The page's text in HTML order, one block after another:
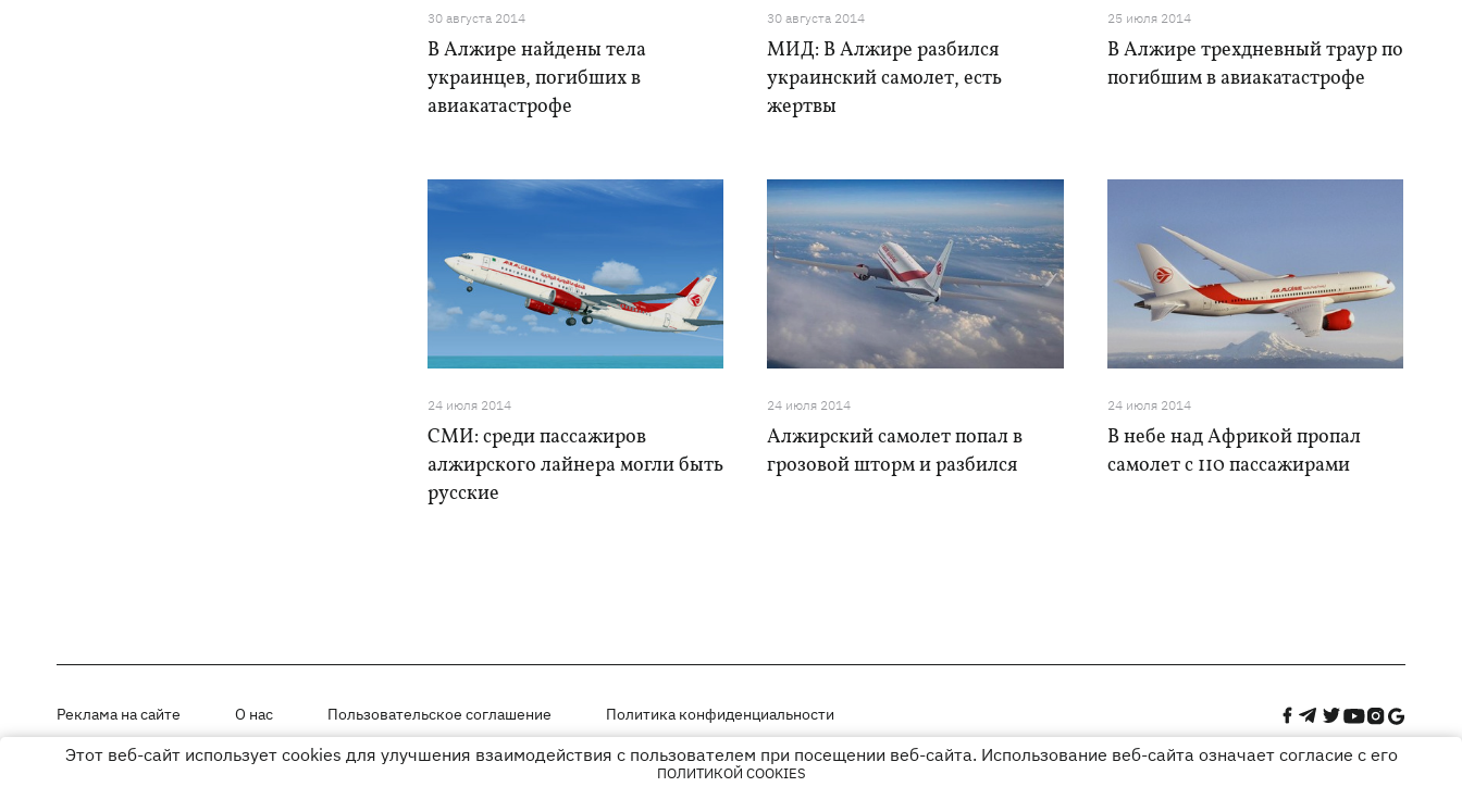
30 августа 2014
В Алжире найдены тела
украинцев, погибших в
авиакатастрофе
30 августа 2014
МИД: В Алжире разбился
украинский самолет, есть
жертвы
25 июля 2014
В Алжире трехдневный траур по
погибшим в авиакатастрофе
24 июля 2014
СМИ: среди пассажиров
алжирского лайнера могли быть
русские
24 июля 2014
Алжирский самолет попал в
грозовой шторм и разбился
24 июля 2014
В небе над Африкой пропал
самолет с 110 пассажирами
Реклама на сайте О нас Пользовательское соглашение Политика конфиденциальности
Материалы под рубриками «Новости компании», «PR» и «Факт» размещены на правах рекламы
Этот веб-сайт использует cookies для улучшения взаимодействия с пользователем при посещении веб-сайта. Использование веб-сайта означает согласие с его
ПОЛИТИКОЙ COOKIES